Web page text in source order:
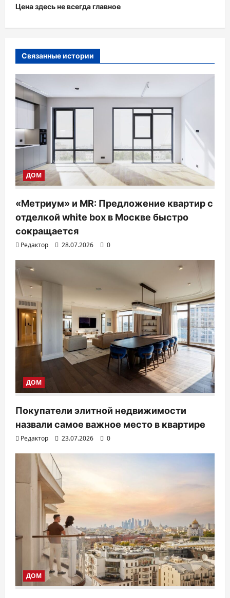
г
а
я
п
о
а
п
и
с
я
м
Цена здесь не всегда главное
Связанные истории
ДОМ
«Метриум» и MR: Предложение квартир с
отделкой white box в Москве быстро
сокращается
Редактор 28.07.2026 0
ДОМ
Покупатели элитной недвижимости
назвали самое важное место в квартире
Редактор 23.07.2026 0
ДОМ